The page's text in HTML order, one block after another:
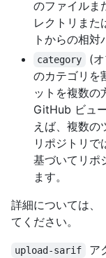
のファイルま
レクトリまた
トからの相対
category
(
のカテゴリを
ットを複数
GitHub ビュ
えば、複数
リポジトリで
基づいてリポ
ます。
詳細については、
てください。
upload-sarif ア